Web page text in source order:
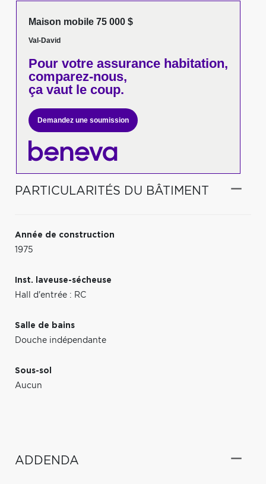
Maison mobile 75 000 $
Val-David
Pour votreassurance habitation,
comparez-nous,
ça vaut le coup.
Demandez une soumission
PARTICULARITÉS DU BÂTIMENT
Année de construction
1975
Inst. laveuse-sécheuse
Hall d'entrée : RC
Salle de bains
Douche indépendante
Sous-sol
Aucun
ADDENDA